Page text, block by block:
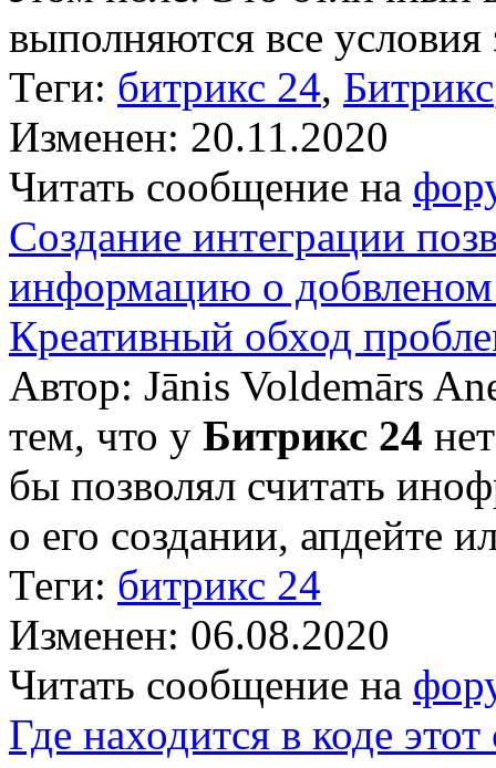
выполняются все условия
Теги: битрикс 24, Битрикс
Изменен: 20.11.2020
Читать сообщение на
Создание интеграции
информацию о добвленом
Креативный обход
Автор: Jānis Voldemārs
тем, что у Битрикс 24
бы позволял считать
о его создании, апдейте
Теги: битрикс 24
Изменен: 06.08.2020
Читать сообщение на
Где находится в коде